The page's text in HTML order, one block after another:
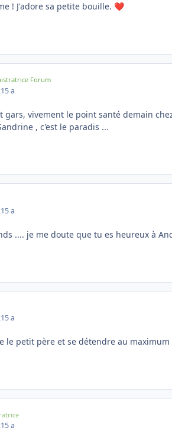
! J'adore sa petite bouille. ❤️
Forum
5 a
gars, vivement le point santé demain
, c'est le paradis ...
5 a
.... je me doute que tu es heureux à
5 a
le petit père et se détendre au maximum
5 a